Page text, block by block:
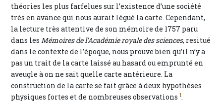
théories les plus farfelues sur l’existence d’une société
très en avance qui nous aurait légué la carte. Cependant,
la lecture très attentive de son mémoire de 1757 paru
dans lesMémoires de l’Académie royale des sciences, resitué
dans le contexte de l’époque, nous prouve bien qu’il n’y a
pas un trait de la carte laissé au hasard ou emprunté en
aveugle à on ne sait quelle carte antérieure. La
construction de la carte se fait grâce à deux hypothèses
physiques fortes et de nombreuses observations 1.